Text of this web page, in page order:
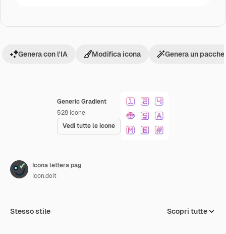
Generic Gradient
528 Icone
Vedi tutte le icone
Genera con l'IA Modifica icona Genera un
Icona lettera pag
Icon.doit
Stesso stile Scopri tutte